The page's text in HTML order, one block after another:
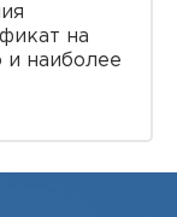
на
и наиболее